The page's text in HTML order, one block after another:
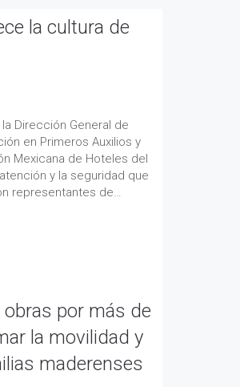
la cultura de
Dirección General de
en Primeros Auxilios y
Mexicana de Hoteles del
y la seguridad que
representantes de…
obras por más de
la movilidad y
maderenses